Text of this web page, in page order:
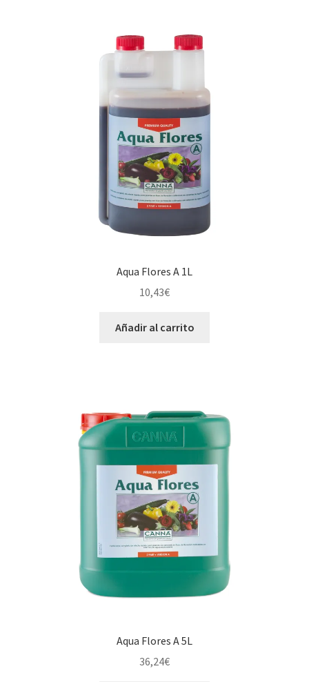
Aqua Flores A 1L
10,43€
Añadir al carrito
Aqua Flores A 5L
36,24€